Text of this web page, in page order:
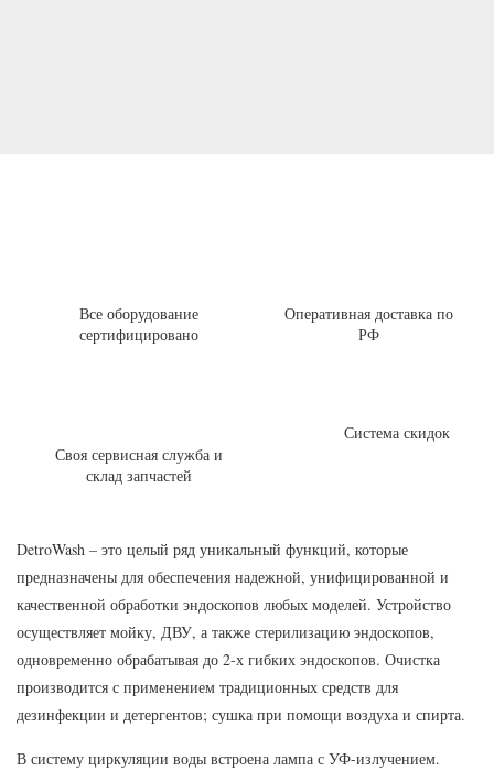
Все оборудование
сертифицировано
Оперативная доставка по
РФ
Своя сервисная служба и
склад запчастей
Система скидок
DetroWash – это целый ряд уникальный функций, которые
предназначены для обеспечения надежной, унифицированной и
качественной обработки эндоскопов любых моделей. Устройство
осуществляет мойку, ДВУ, а также стерилизацию эндоскопов,
одновременно обрабатывая до 2-х гибких эндоскопов. Очистка
производится с применением традиционных средств для
дезинфекции и детергентов; сушка при помощи воздуха и спирта.
В систему циркуляции воды встроена лампа с УФ-излучением.